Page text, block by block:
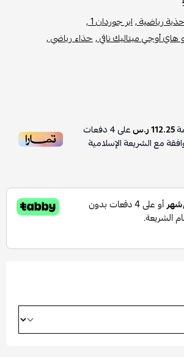
رياضية ,اير جوردان 1 ,
حذاء رياضي ,
112.25 ر.س على4دفعات
مع الشريعة الإسلامية